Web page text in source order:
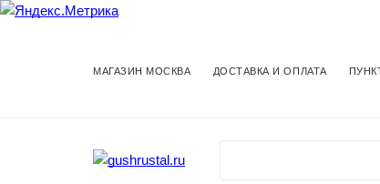
МАГАЗИН МОСКВА ДОСТАВКА И ОПЛАТА